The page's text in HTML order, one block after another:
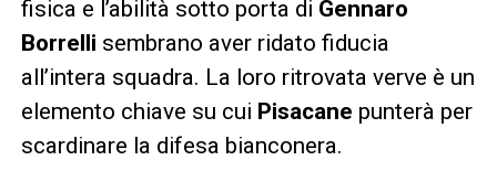
fisica e l’abilità sotto porta di Gennaro
Borrelli sembrano aver ridato fiducia
all’intera squadra. La loro ritrovata verve è un
elemento chiave su cui Pisacane punterà per
scardinare la difesa bianconera.